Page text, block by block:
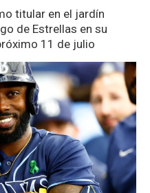
titular en el jardín
de Estrellas en su
11 de julio